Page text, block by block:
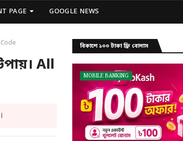
PAGE GOOGLE NEWS
All
বিকাশে ১০০ টাকা ফ্রি বোনাস
MOBILE BANKING